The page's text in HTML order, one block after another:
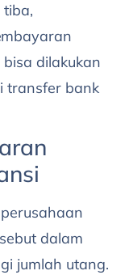
dilakukan
transfer bank
dalam
jumlah utang.